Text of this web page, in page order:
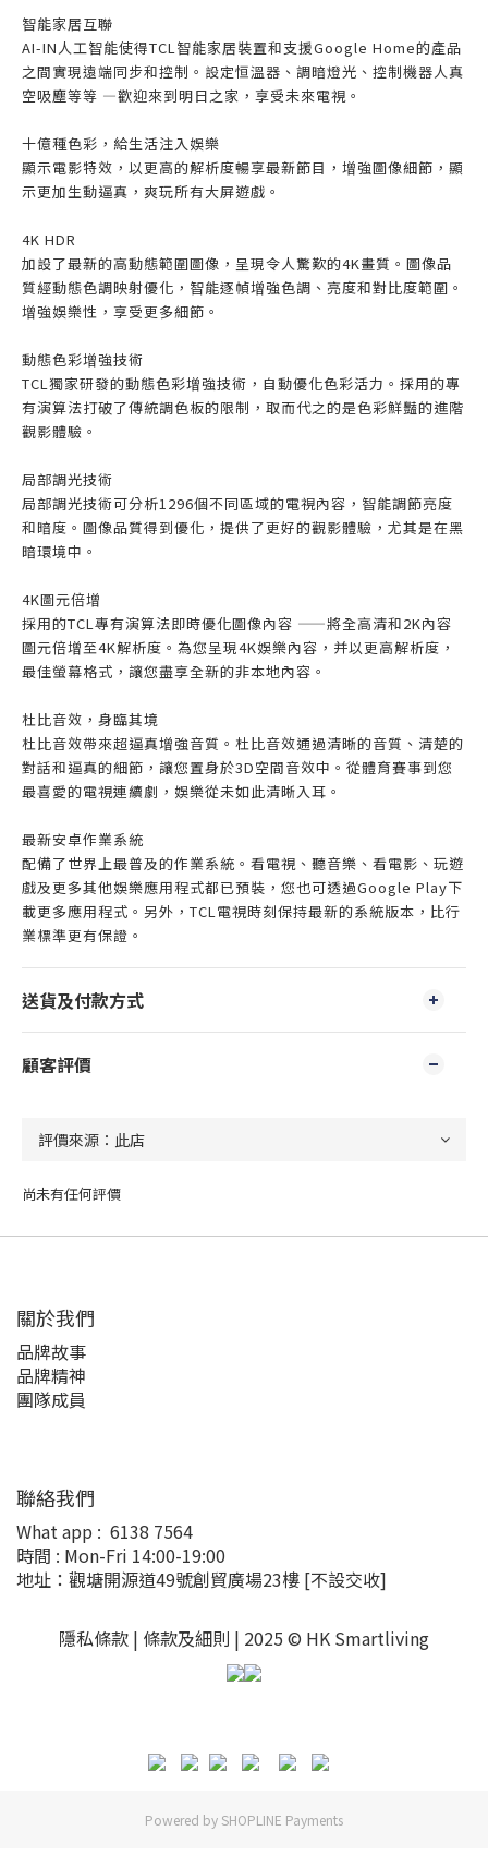
智能家居互聯
AI-IN人工智能使得TCL智能家居裝置和支援Google Home的產品
之間實現遠端同步和控制。設定恒溫器、調暗燈光、控制機器人真
空吸塵等等 —歡迎來到明日之家，享受未來電視。
十億種色彩，給生活注入娛樂
顯示電影特效，以更高的解析度暢享最新節目，增強圖像細節，顯
示更加生動逼真，爽玩所有大屏遊戲。
4K HDR
加設了最新的高動態範圍圖像，呈現令人驚歎的4K畫質。圖像品
質經動態色調映射優化，智能逐幀增強色調、亮度和對比度範圍。
增強娛樂性，享受更多細節。
動態色彩增強技術
TCL獨家研發的動態色彩增強技術，自動優化色彩活力。採用的專
有演算法打破了傳統調色板的限制，取而代之的是色彩鮮豔的進階
觀影體驗。
局部調光技術
局部調光技術可分析1296個不同區域的電視內容，智能調節亮度
和暗度。圖像品質得到優化，提供了更好的觀影體驗，尤其是在黑
暗環境中。
4K圖元倍增
採用的TCL專有演算法即時優化圖像內容 ——將全高清和2K內容
圖元倍增至4K解析度。為您呈現4K娛樂內容，并以更高解析度，
最佳螢幕格式，讓您盡享全新的非本地內容。
杜比音效，身臨其境
杜比音效帶來超逼真增強音質。杜比音效通過清晰的音質、清楚的
對話和逼真的細節，讓您置身於3D空間音效中。從體育賽事到您
最喜愛的電視連續劇，娛樂從未如此清晰入耳。
最新安卓作業系統
配備了世界上最普及的作業系統。看電視、聽音樂、看電影、玩遊
戲及更多其他娛樂應用程式都已預裝，您也可透過Google Play下
載更多應用程式。另外，TCL電視時刻保持最新的系統版本，比行
業標準更有保證。
送貨及付款方式
顧客評價
尚未有任何評價
關於我們
品牌故事
品牌精神
團隊成員
聯絡我們
What app : 6138 7564
時間 : Mon-Fri 14:00-19:00
地址：觀塘開源道49號創貿廣場23樓 [不設交收]
隱私條款 | 條款及細則 | 2025 © HK Smartliving
Powered by SHOPLINE Payments